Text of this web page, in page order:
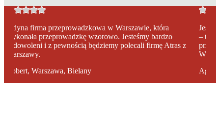
Jeśli tak jak ja szukacie firmy oferującej tanią przeprowadzkę
– to wybierzcie firmę Atras z Warszawy. Usługi
przeprowadzkowe, które oferują są chyba najtańszymi w
Warszawie. Mogę tylko polecić.
Agnieszka, Warszawa Praga